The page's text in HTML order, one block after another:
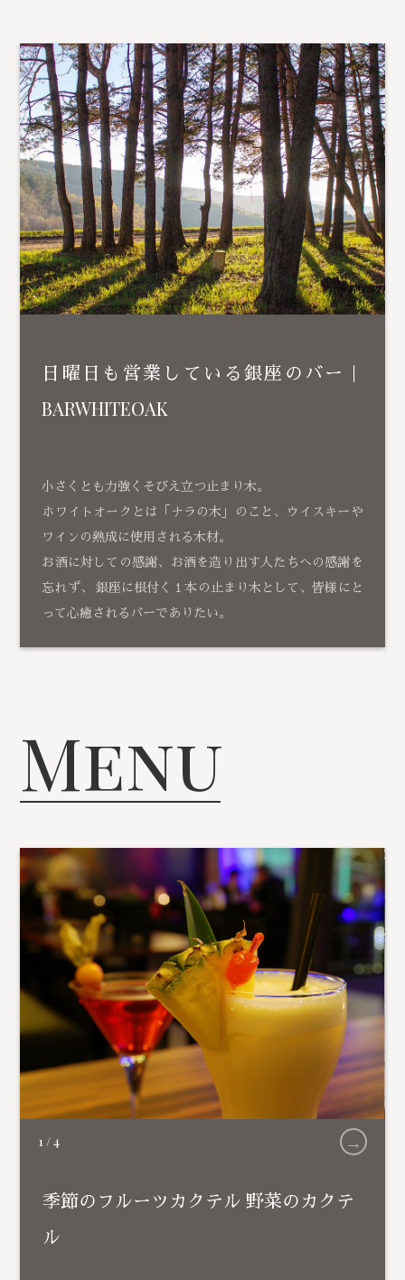
日曜日も営業している銀座のバー｜
BARWHITEOAK
小さくとも力強くそびえ立つ止まり木。
ホワイトオークとは「ナラの木」のこと、ウイスキーや
ワインの熟成に使用される木材。
お酒に対しての感謝、お酒を造り出す人たちへの感謝を
忘れず、 銀座に根付く１本の止まり木として、皆様にと
って心癒されるバーでありたい。
Menu
1 /4 →
季節のフルーツカクテル 野菜のカクテ
ル